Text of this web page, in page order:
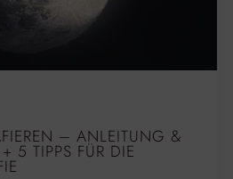
– ANLEITUNG &
5 TIPPS FÜR DIE